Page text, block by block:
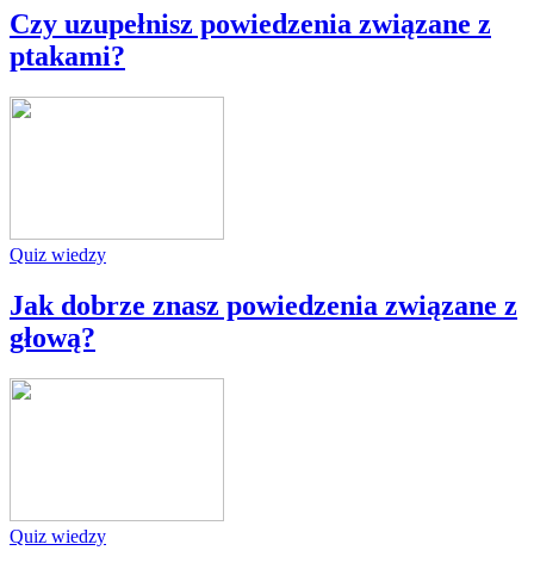
Czy uzupełnisz powiedzenia związane z
ptakami?
Quiz wiedzy
Jak dobrze znasz powiedzenia związane z
głową?
Quiz wiedzy